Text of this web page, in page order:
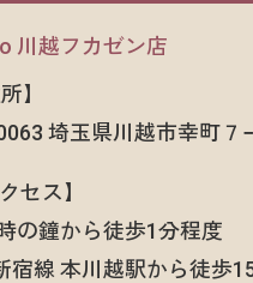
川越フカゼン店
】
埼玉県川越市幸町７
セス】
の鐘から徒歩1分程度
宿線 本川越駅から徒歩